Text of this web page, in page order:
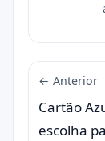
← Anterior
Cartão
escolha